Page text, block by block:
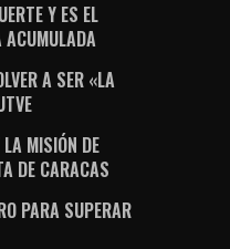
Y ES EL
ACUMULADA
A SER «LA
MISIÓN DE
DE CARACAS
PARA SUPERAR